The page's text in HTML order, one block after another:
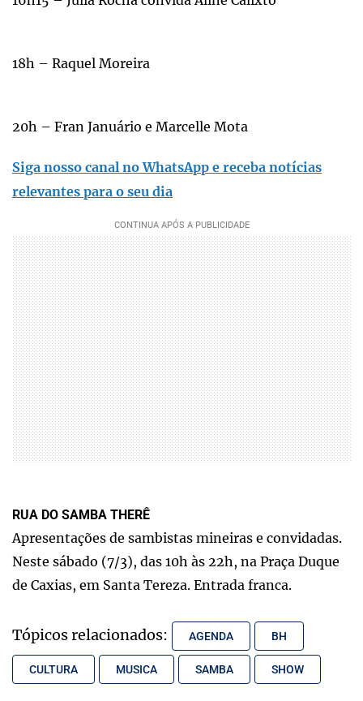
18h – Raquel Moreira
20h – Fran Januário e Marcelle Mota
Siga nosso canal no WhatsApp e receba notícias
relevantes para o seu dia
RUA DO SAMBA THERÊ
Apresentações de sambistas mineiras e convidadas.
Neste sábado (7/3), das 10h às 22h, na Praça Duque
de Caxias, em Santa Tereza. Entrada franca.
Tópicos relacionados: AGENDA BH
CULTURA MUSICA SAMBA SHOW